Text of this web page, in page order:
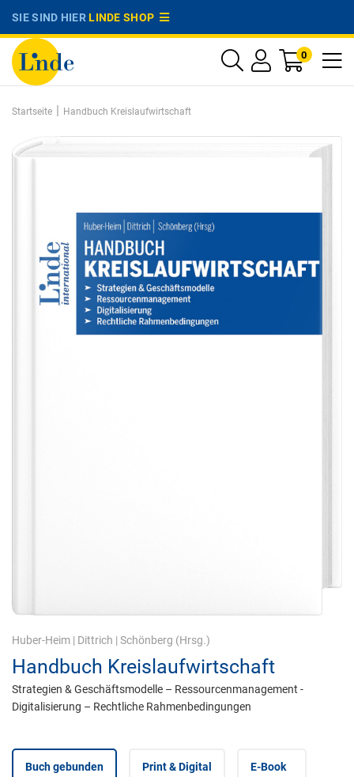
SIE SIND HIERLINDE SHOP
0
Startseite | Handbuch Kreislaufwirtschaft
Huber-Heim | Dittrich | Schönberg (Hrsg.)
Handbuch Kreislaufwirtschaft
Strategien & Geschäftsmodelle – Ressourcenmanagement -
Digitalisierung – Rechtliche Rahmenbedingungen
Buch gebunden
Print & Digital
E-Book